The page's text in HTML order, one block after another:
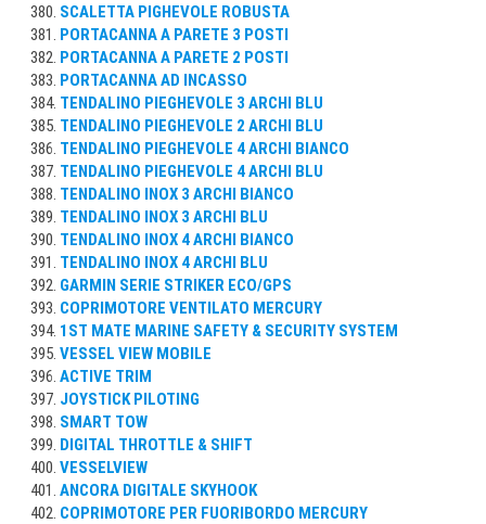
SCALETTA PIGHEVOLE ROBUSTA
PORTACANNA A PARETE 3 POSTI
PORTACANNA A PARETE 2 POSTI
PORTACANNA AD INCASSO
TENDALINO PIEGHEVOLE 3 ARCHI BLU
TENDALINO PIEGHEVOLE 2 ARCHI BLU
TENDALINO PIEGHEVOLE 4 ARCHI BIANCO
TENDALINO PIEGHEVOLE 4 ARCHI BLU
TENDALINO INOX 3 ARCHI BIANCO
TENDALINO INOX 3 ARCHI BLU
TENDALINO INOX 4 ARCHI BIANCO
TENDALINO INOX 4 ARCHI BLU
GARMIN SERIE STRIKER ECO/GPS
COPRIMOTORE VENTILATO MERCURY
1ST MATE MARINE SAFETY & SECURITY SYSTEM
VESSEL VIEW MOBILE
ACTIVE TRIM
JOYSTICK PILOTING
SMART TOW
DIGITAL THROTTLE & SHIFT
VESSELVIEW
ANCORA DIGITALE SKYHOOK
COPRIMOTORE PER FUORIBORDO MERCURY